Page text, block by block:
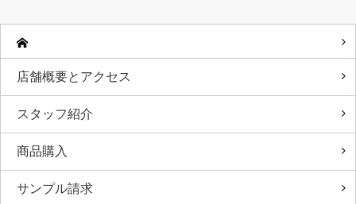
店舗概要とアクセス
スタッフ紹介
商品購入
サンプル請求